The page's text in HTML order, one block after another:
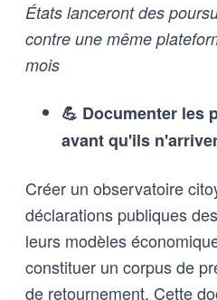
États lanceront des
contre une même
mois
💪 Documenter les
avant qu'ils
Créer un observatoire
déclarations publiques
leurs modèles
constituer un corpus de
de retournement. Cette